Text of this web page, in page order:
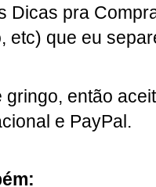
Dicas pra
etc) que eu
gringo, então
e PayPal.